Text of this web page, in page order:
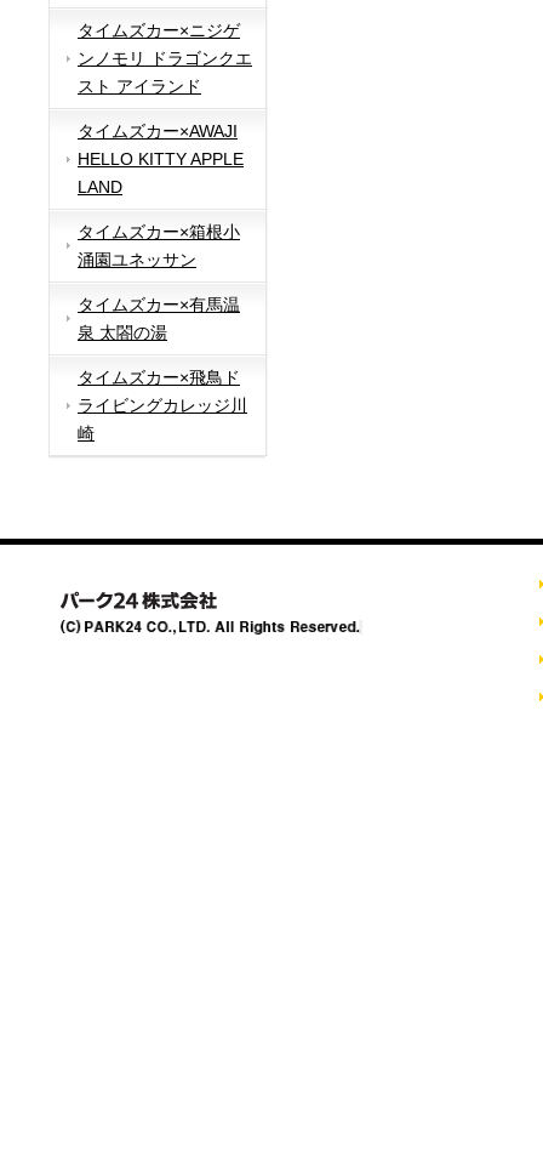
タイムズカー×ニジゲ
ンノモリ ドラゴンクエ
スト アイランド
タイムズカー×AWAJI
HELLO KITTY APPLE
LAND
タイムズカー×箱根小
涌園ユネッサン
タイムズカー×有馬温
泉 太閤の湯
タイムズカー×飛鳥ド
ライビングカレッジ川
崎